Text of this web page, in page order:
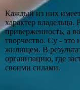
Каждый из них имеет
характер владельца.
приверженность, а
творчество. Су - это
жилищем. В
организацию, где
своими силами.